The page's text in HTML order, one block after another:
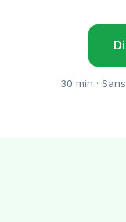
30 min ·